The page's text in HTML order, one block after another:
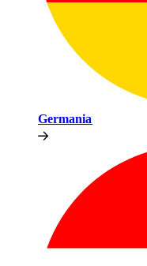
Germania​​